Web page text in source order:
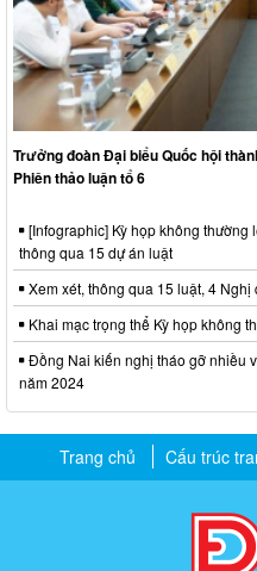
Trưởng đoàn Đại biểu Quốc hội
Phiên thảo luận tổ 6
[Infographic] Kỳ họp không thường
thông qua 15 dự án luật
Xem xét, thông qua 15 luật, 4
Khai mạc trọng thể Kỳ họp không
Đồng Nai kiến nghị tháo gỡ nhiều
năm 2024
Trang chủ Cấu trúc